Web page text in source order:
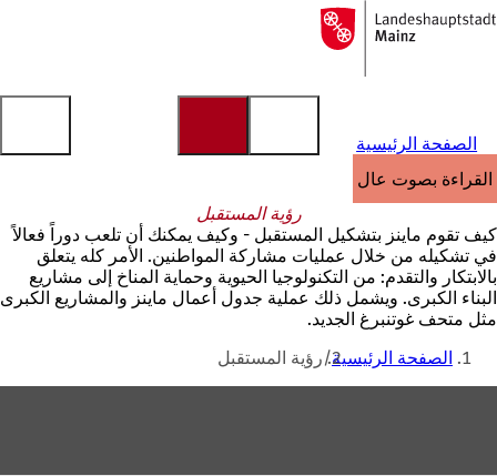
الانتقال إلى المحتوى
إلى
الصفحة
الصفحة الرئيسية
القراءة بصوت عالٍ
رؤية المستقبل
كيف تقوم ماينز بتشكيل المستقبل - وكيف يمكنك أن تلعب دوراً فعالاً
في تشكيله من خلال عمليات مشاركة المواطنين. الأمر كله يتعلق
بالابتكار والتقدم: من التكنولوجيا الحيوية وحماية المناخ إلى مشاريع
البناء الكبرى. ويشمل ذلك عملية جدول أعمال ماينز والمشاريع الكبرى
مثل متحف غوتنبرغ الجديد.
أنت الصفحة الرئيسية رؤية المستقبل